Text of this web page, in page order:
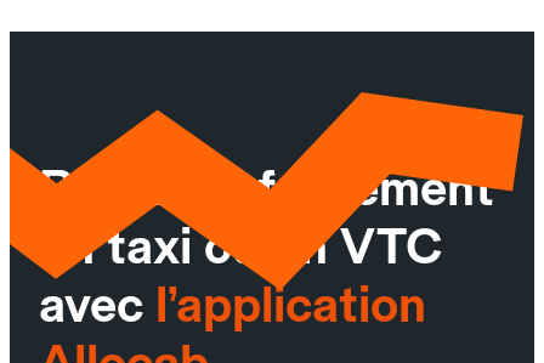
Réservez facilement
un taxi ou un VTC
avec l’application